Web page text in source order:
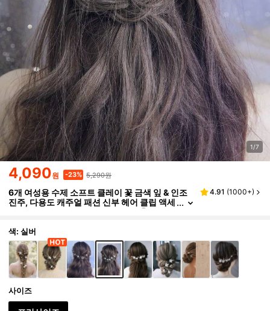
1/7
4,090원 -23% 5,290원
6개 여성용 수제 소프트 클레이 꽃 금색 잎 & 인조
진주, 다용도 캐주얼 패션 신부 헤어 클립 액세
서리 웨딩 헤어 액세서리,여름,해변,축제,생일
4.91 (1000+)
색: 실버
사이즈